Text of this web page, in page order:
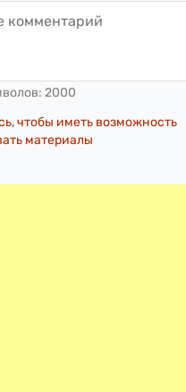
2000
чтобы иметь возможность
материалы